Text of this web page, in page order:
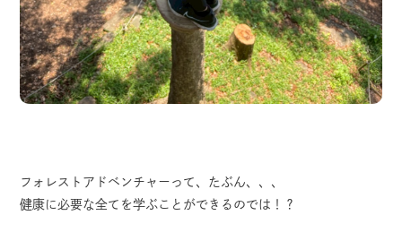
フォレストアドベンチャーって、たぶん、、、
健康に必要な全てを学ぶことができるのでは！？